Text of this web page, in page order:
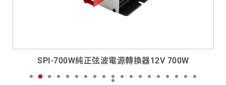
SPI-700W純正弦波電源轉換器12V 700W